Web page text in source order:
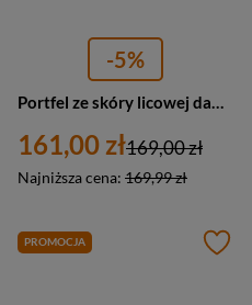
-5%
Portfel ze skóry licowej damski Barberini's D-8603-4 na zamek granatowy
161,00 zł
Najniższa cena: 169,99 zł
169,00 zł
PROMOCJA